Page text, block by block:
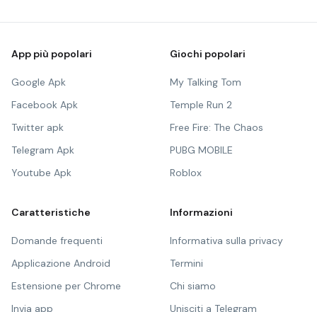
App più popolari
Google Apk
Facebook Apk
Twitter apk
Telegram Apk
Youtube Apk
Giochi popolari
My Talking Tom
Temple Run 2
Free Fire: The Chaos
PUBG MOBILE
Roblox
Caratteristiche
Domande frequenti
Applicazione Android
Estensione per Chrome
Invia app
Informazioni
Informativa sulla privacy
Termini
Chi siamo
Unisciti a Telegram